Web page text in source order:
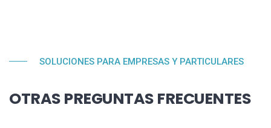
SOLUCIONES PARA EMPRESAS Y PARTICULARES
OTRAS PREGUNTAS FRECUENTES